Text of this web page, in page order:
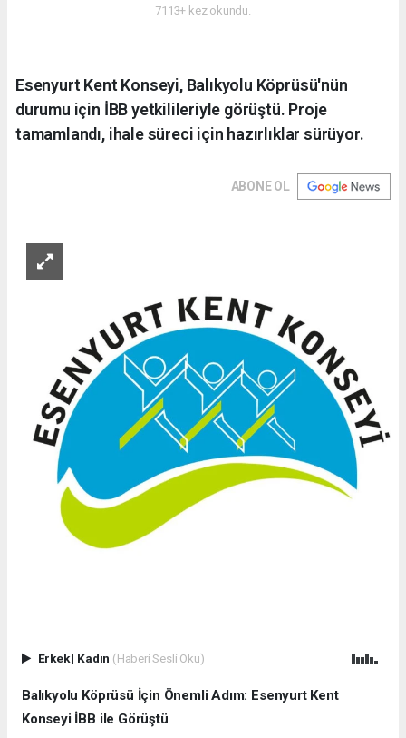
7113+ kez okundu.
Esenyurt Kent Konseyi, Balıkyolu Köprüsü'nün
durumu için İBB yetkilileriyle görüştü. Proje
tamamlandı, ihale süreci için hazırlıklar sürüyor.
ABONE OL
Erkek| Kadın (Haberi Sesli Oku)
Balıkyolu Köprüsü İçin Önemli Adım: Esenyurt Kent
Konseyi İBB ile Görüştü